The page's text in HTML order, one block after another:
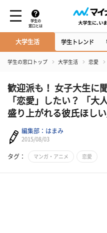
学生の
窓口とは
大学生活 学生トレンド
学生の窓口トップ 大学生活 恋愛
歓迎派も！ 女子大生に
「恋愛」したい？ 「大
盛り上がれる彼氏ほしい
編集部：はまみ
2015/08/03
タグ： マンガ・アニメ 恋愛